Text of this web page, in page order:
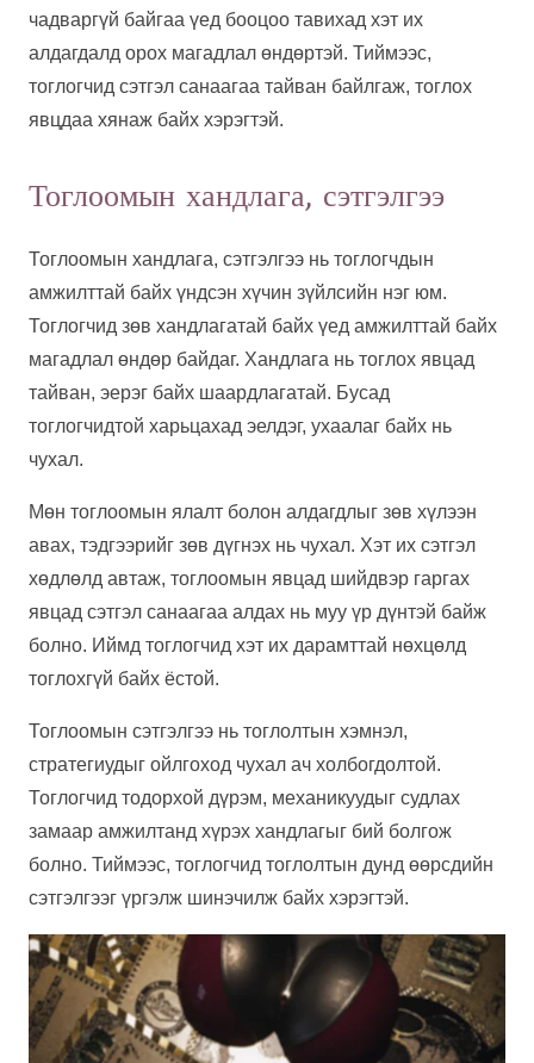
чадваргүй байгаа үед бооцоо тавихад хэт их
алдагдалд орох магадлал өндөртэй. Тиймээс,
тоглогчид сэтгэл санаагаа тайван байлгаж, тоглох
явцдаа хянаж байх хэрэгтэй.
Тоглоомын хандлага, сэтгэлгээ
Тоглоомын хандлага, сэтгэлгээ нь тоглогчдын
амжилттай байх үндсэн хүчин зүйлсийн нэг юм.
Тоглогчид зөв хандлагатай байх үед амжилттай байх
магадлал өндөр байдаг. Хандлага нь тоглох явцад
тайван, эерэг байх шаардлагатай. Бусад
тоглогчидтой харьцахад эелдэг, ухаалаг байх нь
чухал.
Мөн тоглоомын ялалт болон алдагдлыг зөв хүлээн
авах, тэдгээрийг зөв дүгнэх нь чухал. Хэт их сэтгэл
хөдлөлд автаж, тоглоомын явцад шийдвэр гаргах
явцад сэтгэл санаагаа алдах нь муу үр дүнтэй байж
болно. Иймд тоглогчид хэт их дарамттай нөхцөлд
тоглохгүй байх ёстой.
Тоглоомын сэтгэлгээ нь тоглолтын хэмнэл,
стратегиудыг ойлгоход чухал ач холбогдолтой.
Тоглогчид тодорхой дүрэм, механикуудыг судлах
замаар амжилтанд хүрэх хандлагыг бий болгож
болно. Тиймээс, тоглогчид тоглолтын дунд өөрсдийн
сэтгэлгээг үргэлж шинэчилж байх хэрэгтэй.